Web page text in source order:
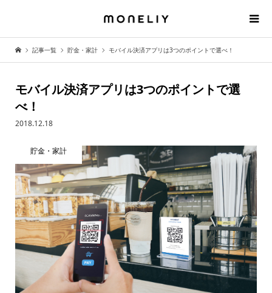
記事一覧 貯金・家計 モバイル決済アプリは3つのポイントで選べ！
モバイル決済アプリは3つのポイントで選
べ！
2018.12.18
貯金・家計